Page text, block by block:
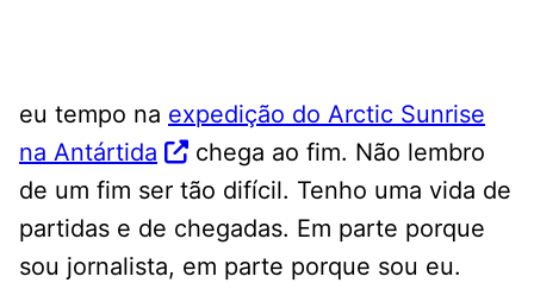
eu tempo na expedição do Arctic Sunrise
na Antártida
chega ao fim. Não lembro
de um fim ser tão difícil. Tenho uma vida de
partidas e de chegadas. Em parte porque
sou jornalista, em parte porque sou eu.